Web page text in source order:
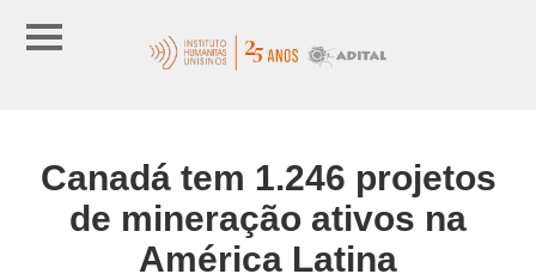
Canadá tem 1.246 projetos
de mineração ativos na
América Latina